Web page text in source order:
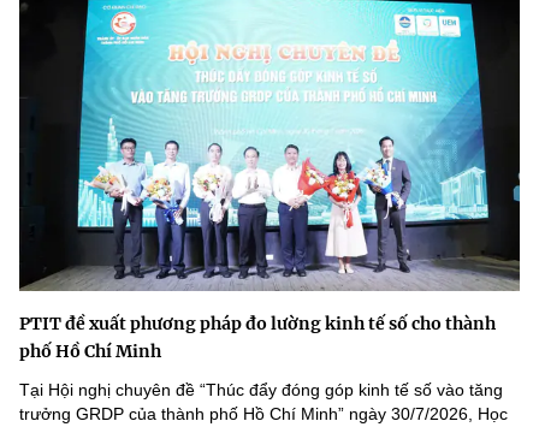
PTIT đề xuất phương pháp đo lường kinh tế số cho thành
phố Hồ Chí Minh
Tại Hội nghị chuyên đề “Thúc đẩy đóng góp kinh tế số vào tăng
trưởng GRDP của thành phố Hồ Chí Minh” ngày 30/7/2026, Học